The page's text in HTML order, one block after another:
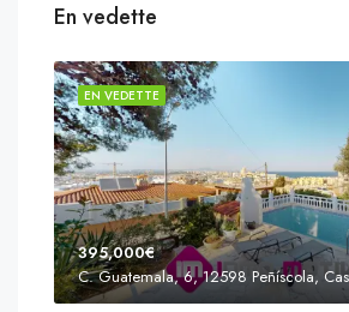
En vedette
EN VEDETTE
395,000€